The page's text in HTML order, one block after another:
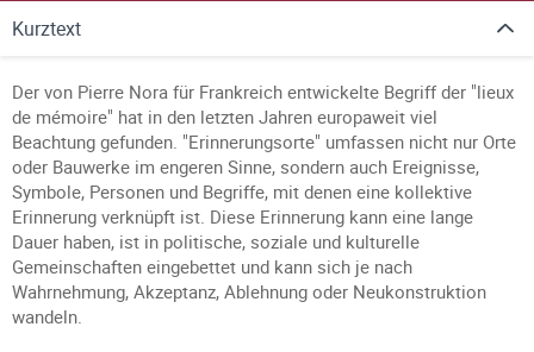
Kurztext
Der von Pierre Nora für Frankreich entwickelte Begriff der "lieux
de mémoire" hat in den letzten Jahren europaweit viel
Beachtung gefunden. "Erinnerungsorte" umfassen nicht nur Orte
oder Bauwerke im engeren Sinne, sondern auch Ereignisse,
Symbole, Personen und Begriffe, mit denen eine kollektive
Erinnerung verknüpft ist. Diese Erinnerung kann eine lange
Dauer haben, ist in politische, soziale und kulturelle
Gemeinschaften eingebettet und kann sich je nach
Wahrnehmung, Akzeptanz, Ablehnung oder Neukonstruktion
wandeln.